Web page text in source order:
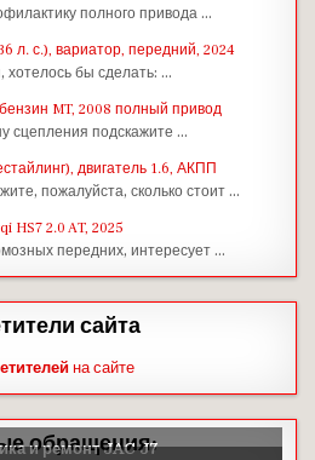
полного привода …
л. с.), вариатор, передний, 2024
хотелось бы сделать: …
MT, 2008 полный привод
сцепления подскажите …
двигатель 1.6, АКПП
пожалуйста, сколько стоит …
HS7 2.0 AT, 2025
передних, интересует …
сайта
на сайте
обращения: